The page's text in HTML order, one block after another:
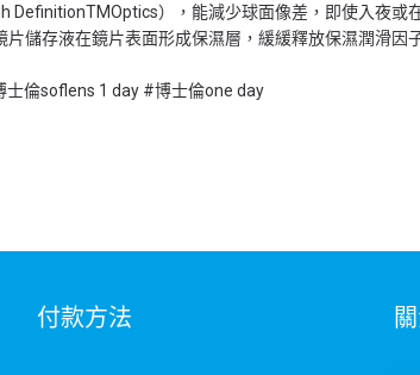
DefinitionTMOptics），能減少球面像差，即使入夜或
儲存液在鏡片表面形成保濕層，緩緩釋放保濕潤滑
倫soflens 1 day #博士倫one day
付款方法